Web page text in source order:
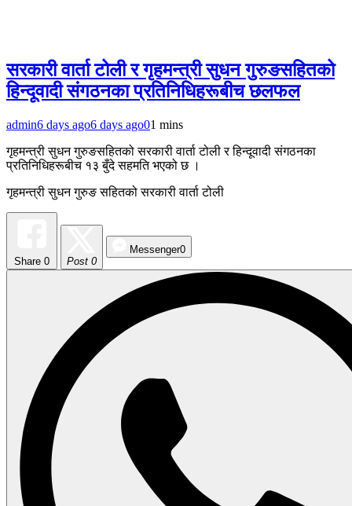
सरकारी वार्ता टोली र गृहमन्त्री सुधन गुरुङसहितको
हिन्दूवादी संगठनका प्रतिनिधिहरूबीच छलफल
admin6 days ago6 days ago01 mins
गृहमन्त्री सुधन गुरुङसहितको सरकारी वार्ता टोली र हिन्दूवादी संगठनका
प्रतिनिधिहरूबीच १३ बुँदे सहमति भएको छ ।
गृहमन्त्री सुधन गुरुङ सहितको सरकारी वार्ता टोली
Share 0 Post 0
Messenger0